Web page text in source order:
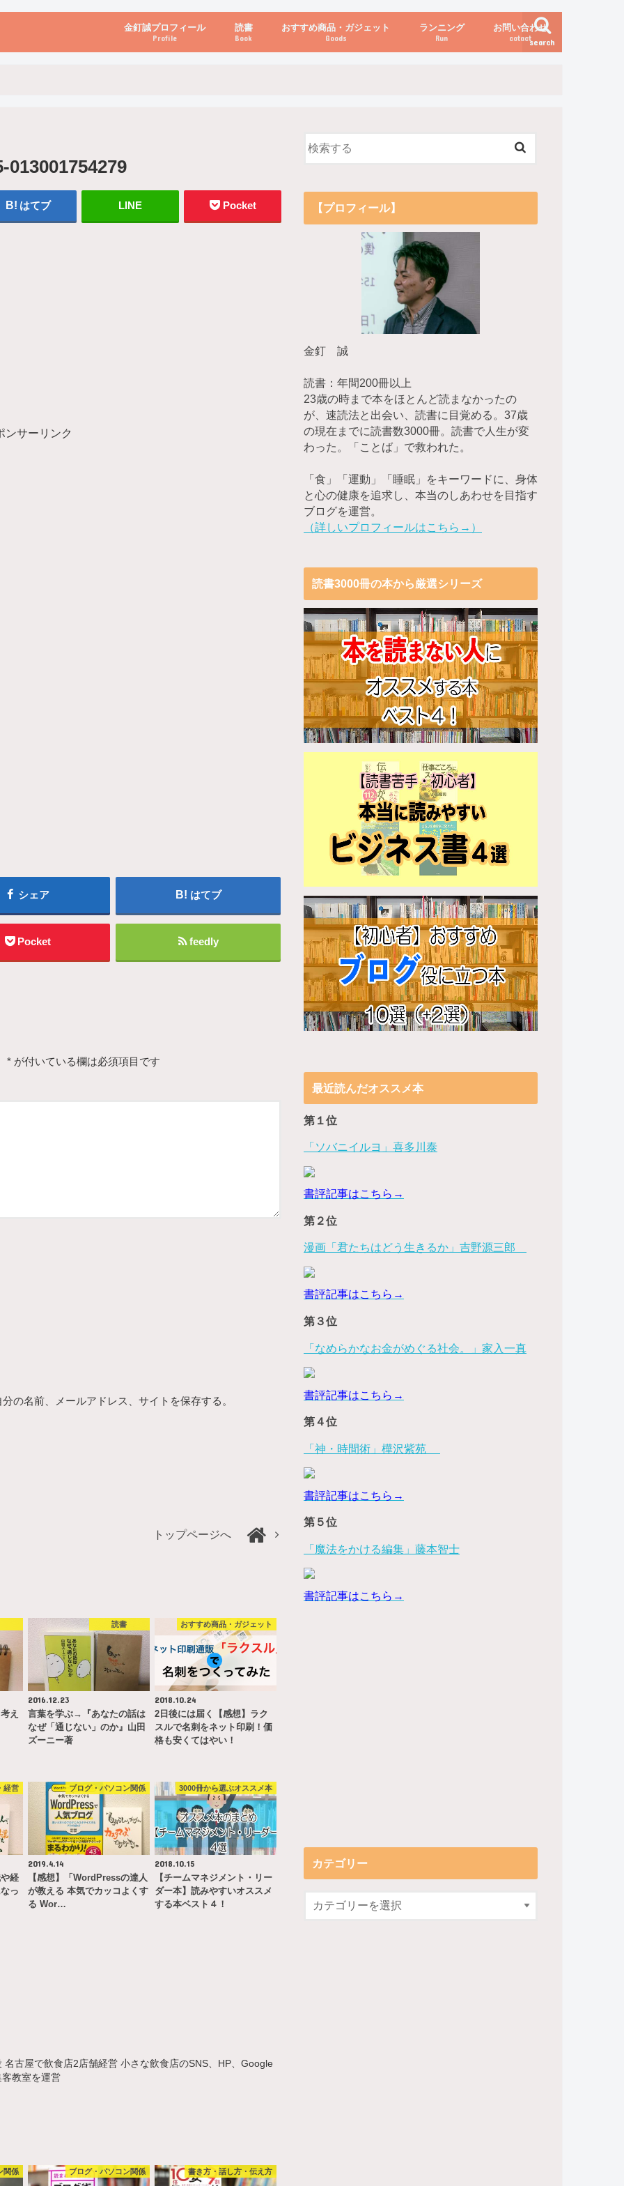
search
金釘誠プロフィール
Profile
読書
Book
おすすめ商品・ガジェット
Goods
ランニング
Run
お問い合わせ
cotact
013001754279
はてブ LINE Pocket
ンサーリンク
シェア はてブ
Pocket feedly
* が付いている欄は必須項目です
の名前、メールアドレス、サイトを保存する。
トップページへ
え
読書
2016.12.23
言葉を学ぶ→『あなたの話は
なぜ「通じない」のか』山田
ズーニー著
おすすめ商品・ガジェット
2018.10.24
2日後には届く【感想】ラク
スルで名刺をネット印刷！価
格も安くてはやい！
経営
経
っ
ブログ・パソコン関係
2019.4.14
【感想】「WordPressの達人
が教える 本気でカッコよくす
る Wor…
3000冊から選ぶオススメ本
2018.10.15
【チームマネジメント・リー
ダー本】読みやすいオススメ
する本ベスト４！
古屋で飲食店2店舗経営 小さな飲食店のSNS、HP、Google
教室を運営
関係 ブログ・パソコン関係 書き方・話し方・伝え方
【プロフィール】
金釘 誠
読書：年間200冊以上
23歳の時まで本をほとんど読まなかったの
が、速読法と出会い、読書に目覚める。37歳
の現在までに読書数3000冊。読書で人生が変
わった。「ことば」で救われた。
「食」「運動」「睡眠」をキーワードに、身体
と心の健康を追求し、本当のしあわせを目指す
ブログを運営。
（詳しいプロフィールはこちら→）
読書3000冊の本から厳選シリーズ
最近読んだオススメ本
第１位
「ソバニイルヨ」喜多川泰
書評記事はこちら→
第２位
漫画「君たちはどう生きるか」吉野源三郎
書評記事はこちら→
第３位
「なめらかなお金がめぐる社会。」家入一真
書評記事はこちら→
第４位
「神・時間術」樺沢紫苑
書評記事はこちら→
第５位
「魔法をかける編集」藤本智士
書評記事はこちら→
カテゴリー